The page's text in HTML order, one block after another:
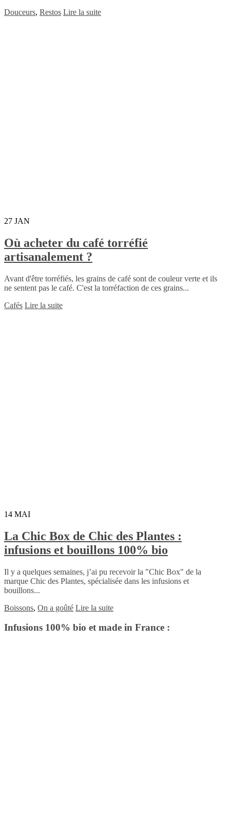
Douceurs, Restos Lire la suite
27 JAN
Où acheter du café torréfié
artisanalement ?
Avant d'être torréfiés, les grains de café sont de couleur verte et ils
ne sentent pas le café. C'est la torréfaction de ces grains...
Cafés Lire la suite
14 MAI
La Chic Box de Chic des Plantes :
infusions et bouillons 100% bio
Il y a quelques semaines, j’ai pu recevoir la "Chic Box" de la
marque Chic des Plantes, spécialisée dans les infusions et
bouillons...
Boissons, On a goûté Lire la suite
Infusions 100% bio et made in France :